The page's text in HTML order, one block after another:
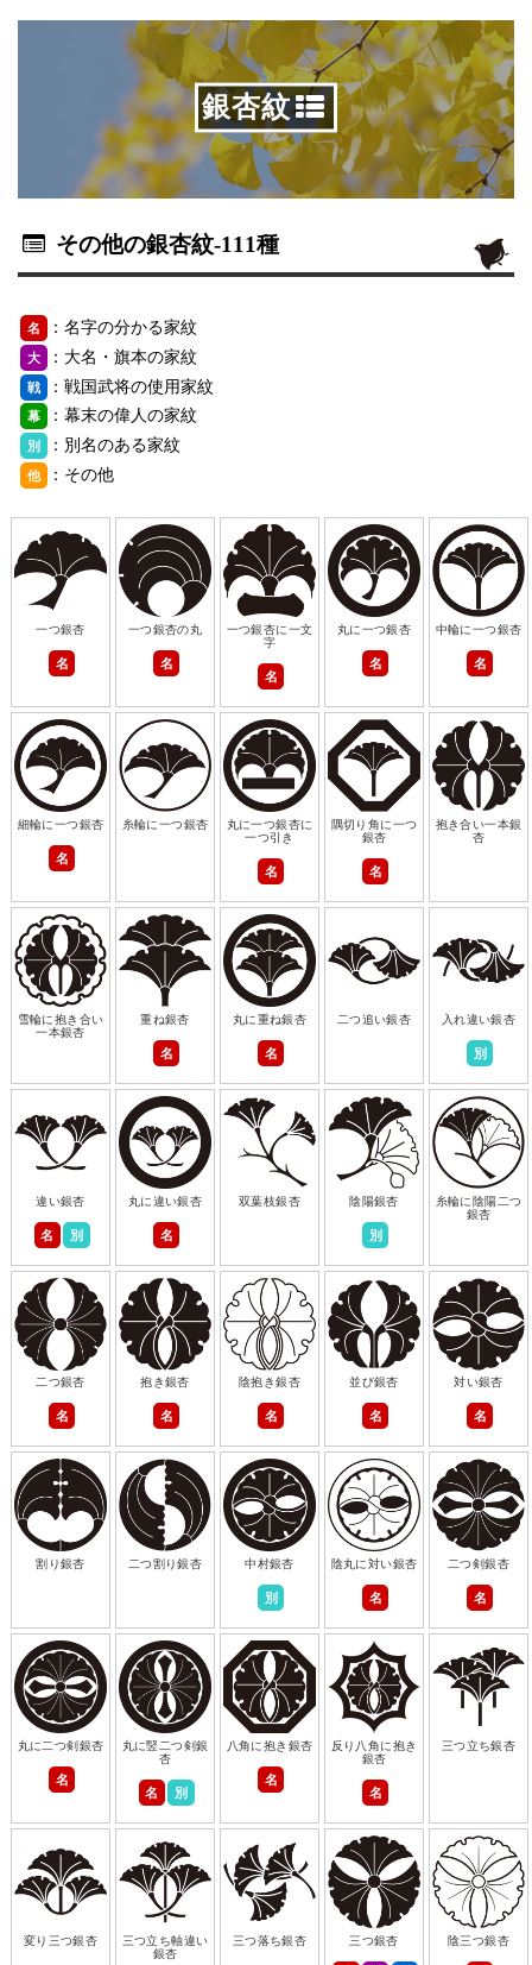
銀杏紋
その他の銀杏紋-111種
名 ：名字の分かる家紋
大 ：大名・旗本の家紋
戦 ：戦国武将の使用家紋
幕 ：幕末の偉人の家紋
別 ：別名のある家紋
他 ：その他
一つ銀杏
名
一つ銀杏の丸
名
一つ銀杏に一文
字
名
丸に一つ銀杏
名
中輪に一つ銀杏
名
細輪に一つ銀杏
名
糸輪に一つ銀杏
丸に一つ銀杏に
一つ引き
名
隅切り角に一つ
銀杏
名
抱き合い一本銀
杏
雪輪に抱き合い
一本銀杏
重ね銀杏
名
丸に重ね銀杏
名
二つ追い銀杏 入れ違い銀杏
別
違い銀杏
名 別
丸に違い銀杏
名
双葉枝銀杏 陰陽銀杏
別
糸輪に陰陽二つ
銀杏
二つ銀杏
名
抱き銀杏
名
陰抱き銀杏
名
並び銀杏
名
対い銀杏
名
割り銀杏 二つ割り銀杏 中村銀杏
別
陰丸に対い銀杏
名
二つ剣銀杏
名
丸に二つ剣銀杏
名
丸に竪二つ剣銀
杏
名 別
八角に抱き銀杏
名
反り八角に抱き
銀杏
名
三つ立ち銀杏
変り三つ銀杏
三つ立ち軸違い
銀杏
三つ落ち銀杏 三つ銀杏 陰三つ銀杏